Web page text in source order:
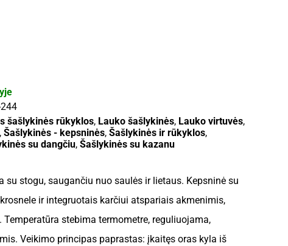
šašlykinės rūkyklos, Lauko šašlykinės, Lauko virtuvės,
,Šašlykinės - kepsninės,Šašlykinės ir rūkyklos,
su dangčiu,Šašlykinės su kazanu
su stogu, saugančiu nuo saulės ir lietaus. Kepsninė su
ir integruotais karčiui atspariais akmenimis,
stebima termometre, reguliuojama,
Veikimo principas paprastas: įkaitęs oras kyla iš